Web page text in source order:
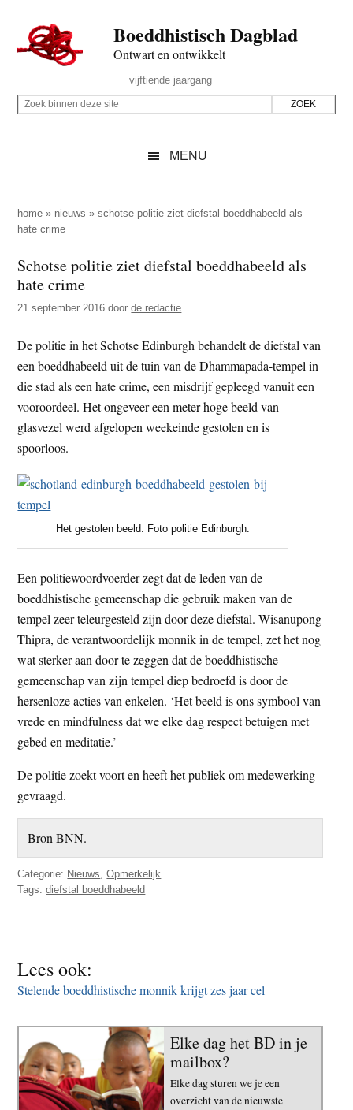
naar
de
inhoud
secondary
naar
de
sidebar
naar
de
Boeddhistisch Dagblad
Ontwart en ontwikkelt
Rechts
vijftiende jaargang
Z
p
d
e
z
e
i
t
e
Z
i
n
e
n
d
z
e
s
i
t
e
MENU
home » nieuws »schotse politie ziet diefstal boeddhabeeld als
hate crime
Schotse politie ziet diefstal boeddhabeeld als
hate crime
21 september 2016 doorde redactie
De politie in het Schotse Edinburgh behandelt de diefstal van
een boeddhabeeld uit de tuin van de Dhammapada-tempel in
die stad als een hate crime, een misdrijf gepleegd vanuit een
vooroordeel. Het ongeveer een meter hoge beeld van
glasvezel werd afgelopen weekeinde gestolen en is
spoorloos.
Het gestolen beeld. Foto politie Edinburgh.
Een politiewoordvoerder zegt dat de leden van de
boeddhistische gemeenschap die gebruik maken van de
tempel zeer teleurgesteld zijn door deze diefstal. Wisanupong
Thipra, de verantwoordelijk monnik in de tempel, zet het nog
wat sterker aan door te zeggen dat de boeddhistische
gemeenschap van zijn tempel diep bedroefd is door de
hersenloze acties van enkelen. ‘Het beeld is ons symbool van
vrede en mindfulness dat we elke dag respect betuigen met
gebed en meditatie.’
De politie zoekt voort en heeft het publiek om medewerking
gevraagd.
Bron BNN.
Categorie: Nieuws,Opmerkelijk
Tags:diefstal boeddhabeeld
Lees ook:
Stelende boeddhistische monnik krijgt zes jaar cel
Elke dag het BD in je
mailbox?
Elke dag sturen we je een
overzicht van de nieuwste